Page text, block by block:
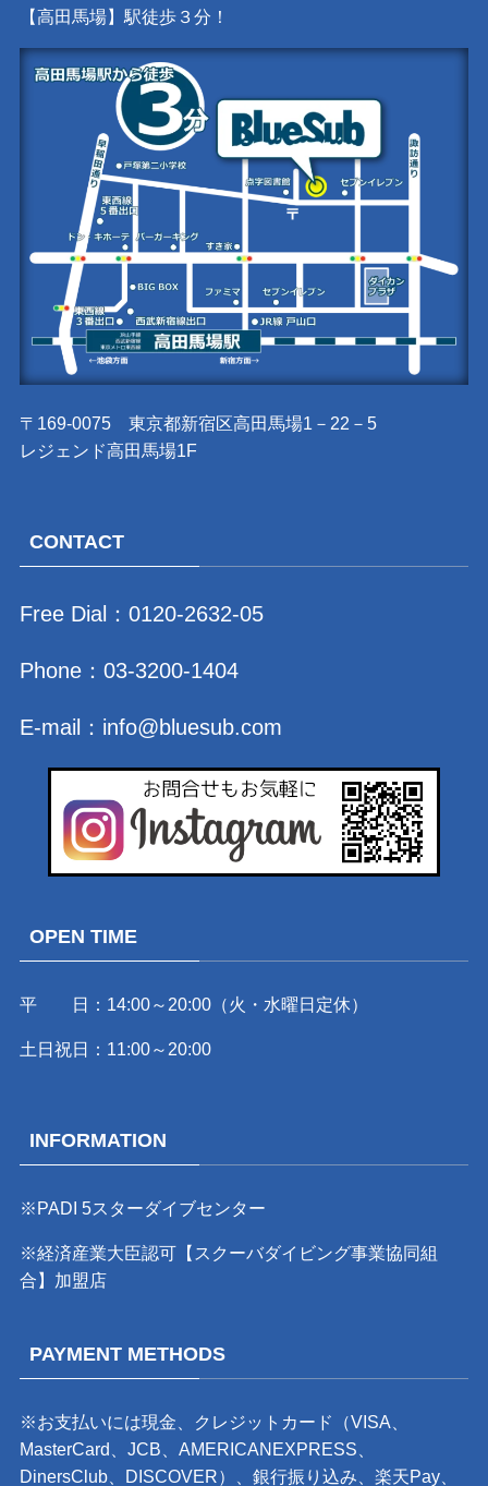
【高田馬場】駅徒歩３分！
〒169-0075 東京都新宿区高田馬場1－22－5
レジェンド高田馬場1F
CONTACT
Free Dial： 0120-2632-05
Phone： 03-3200-1404
E-mail： info@bluesub.com
OPEN TIME
平 日：14:00～20:00（火・水曜日定休）
土日祝日：11:00～20:00
INFORMATION
※PADI 5スターダイブセンター
※経済産業大臣認可【スクーバダイビング事業協同組
合】加盟店
PAYMENT METHODS
※お支払いには現金、クレジットカード（VISA、
MasterCard、JCB、AMERICANEXPRESS、
DinersClub、DISCOVER）、銀行振り込み、楽天Pay、